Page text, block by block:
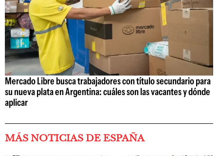
Mercado Libre busca trabajadores con título secundario para
su nueva plata en Argentina: cuáles son las vacantes y dónde
aplicar
MÁS NOTICIAS DE ESPAÑA